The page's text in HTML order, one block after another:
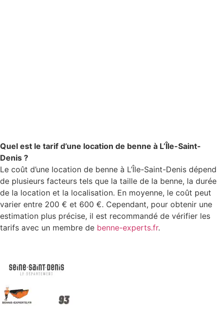
Quel est le tarif d’une location de benne à L’Île-Saint-
Denis ?
Le coût d’une location de benne à L’Île-Saint-Denis dépend
de plusieurs facteurs tels que la taille de la benne, la durée
de la location et la localisation. En moyenne, le coût peut
varier entre 200 € et 600 €. Cependant, pour obtenir une
estimation plus précise, il est recommandé de vérifier les
tarifs avec un membre de benne-experts.fr.